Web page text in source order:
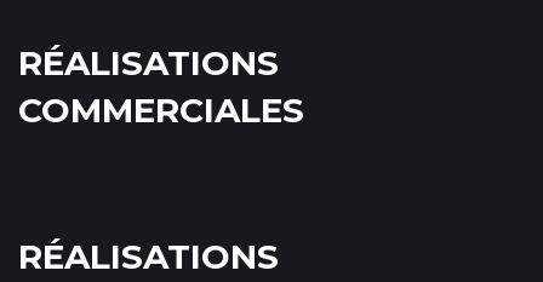
RÉALISATIONS
COMMERCIALES
RÉALISATIONS